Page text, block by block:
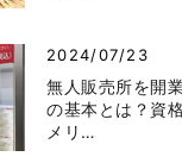
2024/07/23
無人販売所を開
の基本とは？資
メリ…